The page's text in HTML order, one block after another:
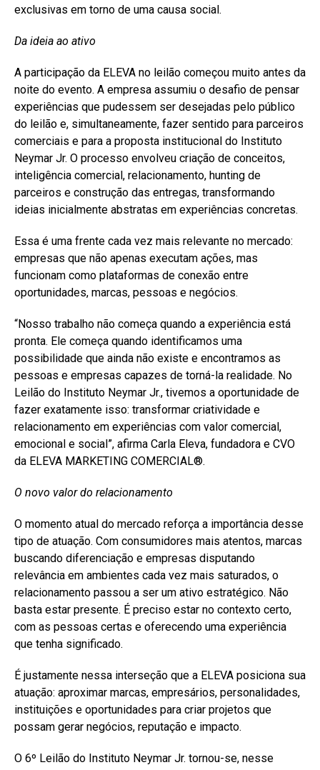
exclusivas em torno de uma causa social.
Da ideia ao ativo
A participação da ELEVA no leilão começou muito antes da
noite do evento. A empresa assumiu o desafio de pensar
experiências que pudessem ser desejadas pelo público
do leilão e, simultaneamente, fazer sentido para parceiros
comerciais e para a proposta institucional do Instituto
Neymar Jr. O processo envolveu criação de conceitos,
inteligência comercial, relacionamento, hunting de
parceiros e construção das entregas, transformando
ideias inicialmente abstratas em experiências concretas.
Essa é uma frente cada vez mais relevante no mercado:
empresas que não apenas executam ações, mas
funcionam como plataformas de conexão entre
oportunidades, marcas, pessoas e negócios.
“Nosso trabalho não começa quando a experiência está
pronta. Ele começa quando identificamos uma
possibilidade que ainda não existe e encontramos as
pessoas e empresas capazes de torná-la realidade. No
Leilão do Instituto Neymar Jr., tivemos a oportunidade de
fazer exatamente isso: transformar criatividade e
relacionamento em experiências com valor comercial,
emocional e social”, afirma Carla Eleva, fundadora e CVO
da ELEVA MARKETING COMERCIAL®️.
O novo valor do relacionamento
O momento atual do mercado reforça a importância desse
tipo de atuação. Com consumidores mais atentos, marcas
buscando diferenciação e empresas disputando
relevância em ambientes cada vez mais saturados, o
relacionamento passou a ser um ativo estratégico. Não
basta estar presente. É preciso estar no contexto certo,
com as pessoas certas e oferecendo uma experiência
que tenha significado.
É justamente nessa interseção que a ELEVA posiciona sua
atuação: aproximar marcas, empresários, personalidades,
instituições e oportunidades para criar projetos que
possam gerar negócios, reputação e impacto.
O 6º Leilão do Instituto Neymar Jr. tornou-se, nesse